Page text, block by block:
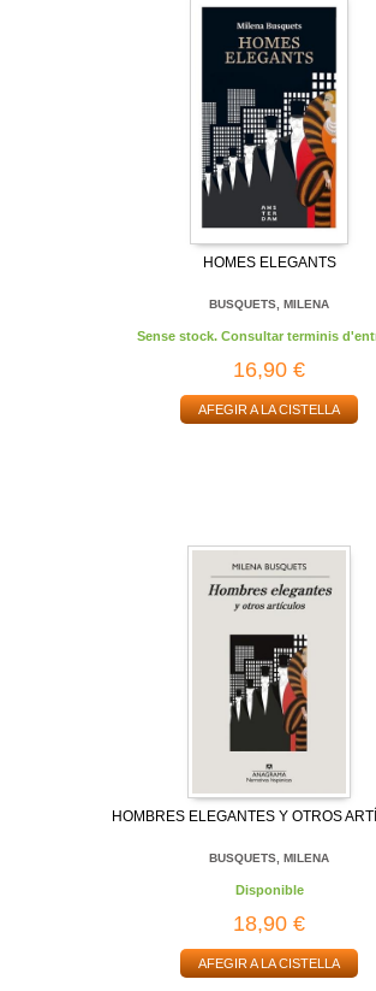
HOMES ELEGANTS
BUSQUETS, MILENA
Sense stock. Consultar terminis
16,90 €
AFEGIR A LA CISTELLA
HOMBRES ELEGANTES Y OTROS
BUSQUETS, MILENA
Disponible
18,90 €
AFEGIR A LA CISTELLA